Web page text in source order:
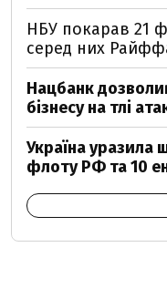
НБУ покарав 21
серед них
Нацбанк
бізнесу на тлі
Україна уразила
флоту РФ та 10